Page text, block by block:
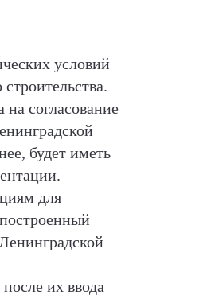
условий
согласование
будет иметь
для
их ввода